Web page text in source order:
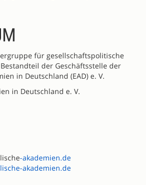
für gesellschaftspolitische
der Geschäftsstelle der
in Deutschland (EAD) e. V.
in Deutschland e. V.
-akademien.de
akademien.de